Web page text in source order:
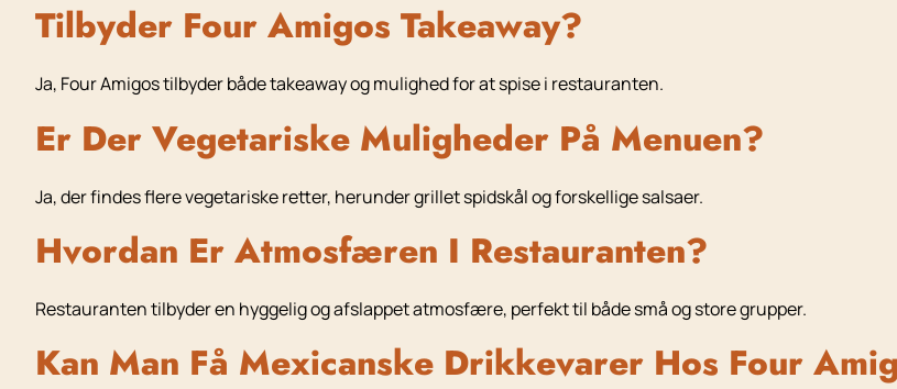
Tilbyder Four Amigos Takeaway?
Ja, Four Amigos tilbyder både takeaway og mulighed for at spise i restauranten.
Er Der Vegetariske Muligheder På Menuen?
Ja, der findes flere vegetariske retter, herunder grillet spidskål og forskellige salsaer.
Hvordan Er Atmosfæren I Restauranten?
Restauranten tilbyder en hyggelig og afslappet atmosfære, perfekt til både små og store grupper.
Kan Man Få Mexicanske Drikkevarer Hos Four